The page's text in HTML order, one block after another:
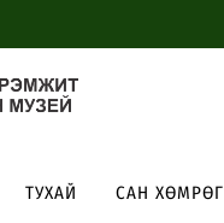
ТУХАЙ САН ХӨМРӨГ